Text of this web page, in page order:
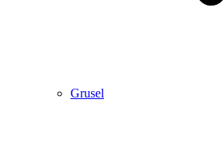
Grusel